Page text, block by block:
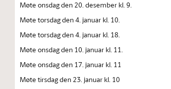
Møte onsdag den 20. desember kl. 9.
Møte torsdag den 4. januar kl. 10.
Møte torsdag den 4. januar kl. 18.
Møte onsdag den 10. januar kl. 11.
Møte onsdag den 17. januar kl. 11
Møte tirsdag den 23. januar kl. 10